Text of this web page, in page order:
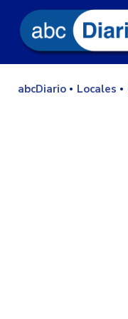
abcDiario Locales